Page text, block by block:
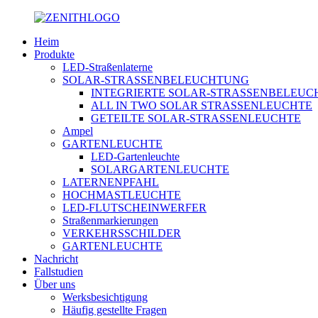
Heim
Produkte
LED-Straßenlaterne
SOLAR-STRASSENBELEUCHTUNG
INTEGRIERTE SOLAR-
ALL IN TWO SOLAR STRASSENLEUCHTE
GETEILTE SOLAR-STRASSENLEUCHTE
Ampel
GARTENLEUCHTE
LED-Gartenleuchte
SOLARGARTENLEUCHTE
LATERNENPFAHL
HOCHMASTLEUCHTE
LED-FLUTSCHEINWERFER
Straßenmarkierungen
VERKEHRSSCHILDER
GARTENLEUCHTE
Nachricht
Fallstudien
Über uns
Werksbesichtigung
Häufig gestellte Fragen